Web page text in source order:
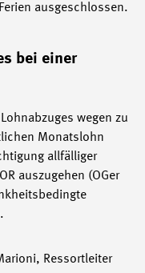
ausgeschlossen.
bei einer
wegen zu
Monatslohn
allfälliger
auszugehen (OGer
Ressortleiter